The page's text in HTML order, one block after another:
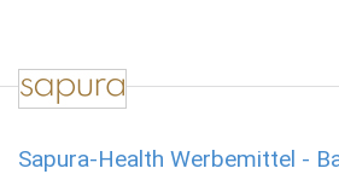
Sapura-Health Werbemittel -